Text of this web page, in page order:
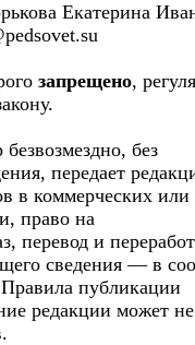
Екатерина
запрещено,
без
передает
в коммерческих или
право на
перевод и
сведения — в
публикации
редакции может не